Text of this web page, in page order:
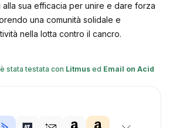
sua efficacia per unire e dare forza
una comunità solidale e
nella lotta contro il cancro.
stata testata con Litmused Email on Acid